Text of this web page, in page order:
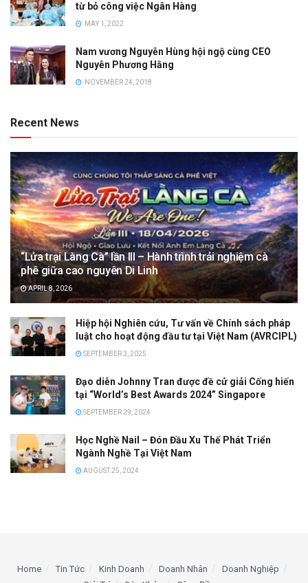
từ bỏ công việc Ngân Hàng
MAY 1, 2022
Nam vương Nguyễn Hùng hội ngộ cùng CEO
Nguyễn Phương Hằng
NOVEMBER 24, 2018
Recent News
“Lửa trại Làng Cà” lần III – Hành trình trải nghiệm cà
phê giữa cao nguyên Di Linh
APRIL 8, 2026
Hiệp hội Nghiên cứu, Tư vấn về Chính sách pháp
luật cho hoạt động đầu tư tại Việt Nam (AVRCIPL)
SEPTEMBER 3, 2025
Đạo diễn Johnny Tran được đề cử giải Cống hiến
tại “World’s Best Awards 2024” Singapore
SEPTEMBER 29, 2024
Học Nghề Nail – Đón Đầu Xu Thế Phát Triển
Ngành Nghề Tại Việt Nam
AUGUST 25, 2024
Home Tin Tức Kinh Doanh Doanh Nhân
Doanh Nghiệp